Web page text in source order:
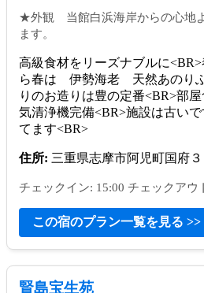
★外観 当館白浜海岸からの心地
ます。
高級食材をリーズナブルに
ら春は 伊勢海老 天然あのり
りのお造りは豊の定番<BR>
気清浄機完備<BR>施設は古い
てます<BR>
住所: 三重県志摩市阿児町国府３
チェックイン: 15:00 チェックアウ
この宿のプラン一覧を見る >>
賢島宝生苑